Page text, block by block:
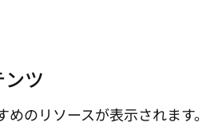
ツ
のリソースが表示されます。